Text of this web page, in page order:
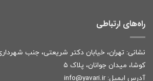
راه‌های ارتباطی
کوشا، میدان جوانان، پلاک ۵
آدرس ایمیل: info@yavari.ir